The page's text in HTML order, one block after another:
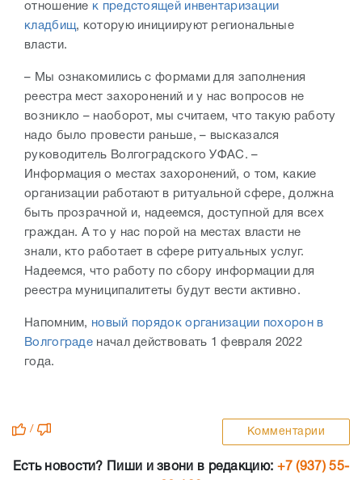
отношение к предстоящей инвентаризации
кладбищ, которую инициируют региональные
власти.
– Мы ознакомились с формами для заполнения
реестра мест захоронений и у нас вопросов не
возникло – наоборот, мы считаем, что такую работу
надо было провести раньше, – высказался
руководитель Волгоградского УФАС. –
Информация о местах захоронений, о том, какие
организации работают в ритуальной сфере, должна
быть прозрачной и, надеемся, доступной для всех
граждан. А то у нас порой на местах власти не
знали, кто работает в сфере ритуальных услуг.
Надеемся, что работу по сбору информации для
реестра муниципалитеты будут вести активно.
Напомним, новый порядок организации похорон в
Волгограде начал действовать 1 февраля 2022
года.
/ Комментарии
Есть новости? Пиши и звони в редакцию: +7 (937) 55-